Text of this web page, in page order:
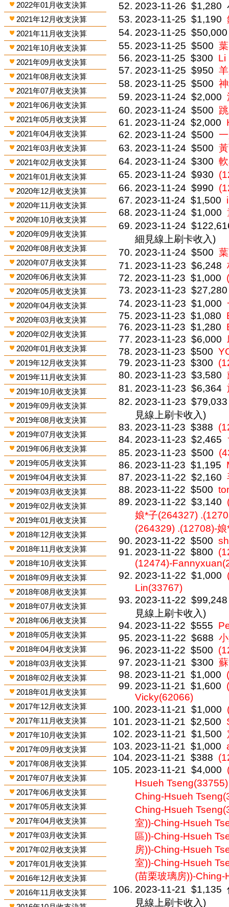
2022年01月收支決算
2021年12月收支決算
2021年11月收支決算
2021年10月收支決算
2021年09月收支決算
2021年08月收支決算
2021年07月收支決算
2021年06月收支決算
2021年05月收支決算
2021年04月收支決算
2021年03月收支決算
2021年02月收支決算
2021年01月收支決算
2020年12月收支決算
2020年11月收支決算
2020年10月收支決算
2020年09月收支決算
2020年08月收支決算
2020年07月收支決算
2020年06月收支決算
2020年05月收支決算
2020年04月收支決算
2020年03月收支決算
2020年02月收支決算
2020年01月收支決算
2019年12月收支決算
2019年11月收支決算
2019年10月收支決算
2019年09月收支決算
2019年08月收支決算
2019年07月收支決算
2019年06月收支決算
2019年05月收支決算
2019年04月收支決算
2019年03月收支決算
2019年02月收支決算
2019年01月收支決算
2018年12月收支決算
2018年11月收支決算
2018年10月收支決算
2018年09月收支決算
2018年08月收支決算
2018年07月收支決算
2018年06月收支決算
2018年05月收支決算
2018年04月收支決算
2018年03月收支決算
2018年02月收支決算
2018年01月收支決算
2017年12月收支決算
2017年11月收支決算
2017年10月收支決算
2017年09月收支決算
2017年08月收支決算
2017年07月收支決算
2017年06月收支決算
2017年05月收支決算
2017年04月收支決算
2017年03月收支決算
2017年02月收支決算
2017年01月收支決算
2016年12月收支決算
2016年11月收支決算
2023-11-26 $1,280
2023-11-25 $1,190
2023-11-25 $50,000
2023-11-25 $500
2023-11-25 $300 Li
2023-11-25 $950
2023-11-25 $500
2023-11-24 $2,000
2023-11-24 $500
2023-11-24 $2,000
2023-11-24 $500
2023-11-24 $500
2023-11-24 $300
2023-11-24 $930
2023-11-24 $990
2023-11-24 $1,500
2023-11-24 $1,000
2023-11-24
細見線上刷卡收入)
2023-11-24 $500
2023-11-23 $6,248
2023-11-23 $1,000
2023-11-23 $27,280
2023-11-23 $1,000
2023-11-23 $1,080
2023-11-23 $1,280
2023-11-23 $6,000
2023-11-23 $500
2023-11-23 $300
2023-11-23 $3,580
2023-11-23 $6,364
2023-11-23 $79,033
見線上刷卡收入)
2023-11-23 $388
2023-11-23 $2,465
2023-11-23 $500
2023-11-23 $1,195
2023-11-22 $2,160
2023-11-22 $500
2023-11-22 $3,140
娘*子(264327)
(264329) .(12708)-
2023-11-22 $500
2023-11-22 $800
(12474)-
2023-11-22 $1,000
Lin(33767)
2023-11-22 $99,248
見線上刷卡收入)
2023-11-22 $555
2023-11-22 $688
2023-11-22 $500
2023-11-21 $300
2023-11-21 $1,000
2023-11-21 $1,600
Vicky(62066)
2023-11-21 $1,000
2023-11-21 $2,500
2023-11-21 $1,500
2023-11-21 $1,000
2023-11-21 $388
2023-11-21 $4,000
Hsueh
Ching-Hsueh
Ching-Hsueh
室))-Ching-Hsueh
區))-Ching-Hsueh
房))-Ching-Hsueh
室))-Ching-Hsueh
(苗栗玻璃房))-
2023-11-21 $1,135
見線上刷卡收入)